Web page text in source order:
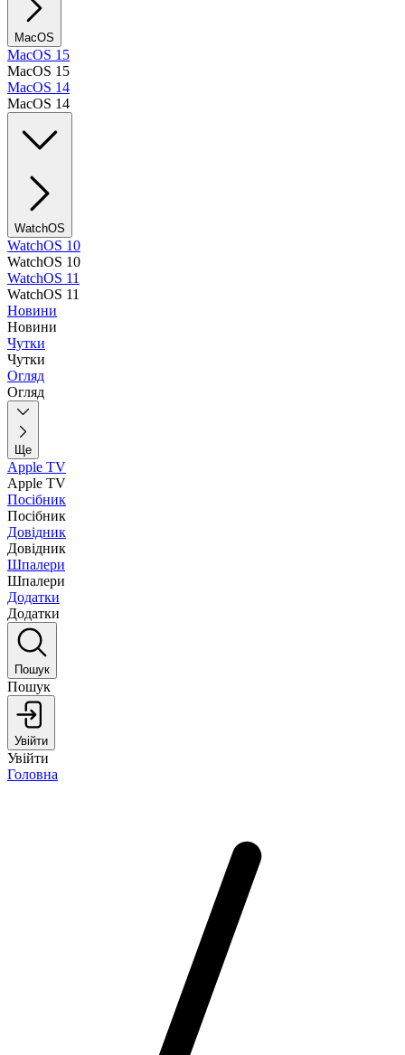
MacOS
MacOS 15
MacOS 15
MacOS 14
MacOS 14
WatchOS
WatchOS 10
WatchOS 10
WatchOS 11
WatchOS 11
Новини
Новини
Чутки
Чутки
Огляд
Огляд
Ще
Apple TV
Apple TV
Посібник
Посібник
Довідник
Довідник
Шпалери
Шпалери
Додатки
Додатки
Пошук
Пошук
Увійти
Увійти
Головна